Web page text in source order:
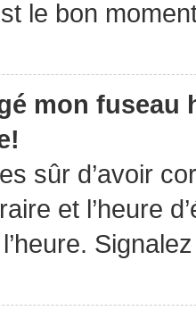
le bon
mon fuseau
sûr d’avoir
et l’heure